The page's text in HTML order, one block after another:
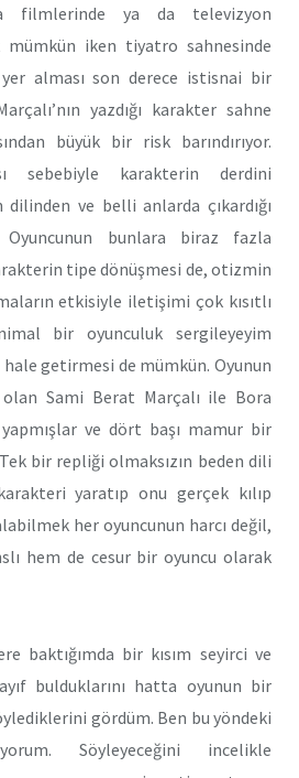
filmlerinde ya da televizyon
iken tiyatro sahnesinde
alması son derece istisnai bir
yazdığı karakter sahne
büyük bir risk barındırıyor.
sebebiyle karakterin derdini
ve belli anlarda çıkardığı
Oyuncunun bunlara biraz fazla
tipe dönüşmesi de, otizmin
etkisiyle iletişimi çok kısıtlı
bir oyunculuk sergileyeyim
getirmesi de mümkün. Oyunun
Sami Berat Marçalı ile Bora
ve dört başı mamur bir
bir repliği olmaksızın beden dili
yaratıp onu gerçek kılıp
her oyuncunun harcı değil,
hem de cesur bir oyuncu olarak
baktığımda bir kısım seyirci ve
bulduklarını hatta oyunun bir
gördüm. Ben bu yöndeki
Söyleyeceğini incelikle